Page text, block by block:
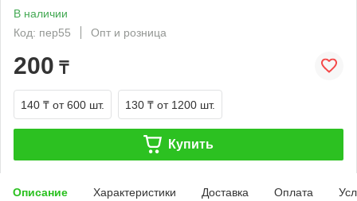
В наличии
Код: пер55
Опт и розница
200 ₸
140 ₸ от 600 шт. 130 ₸ от 1200 шт.
Купить
Описание Характеристики Доставка Оплата